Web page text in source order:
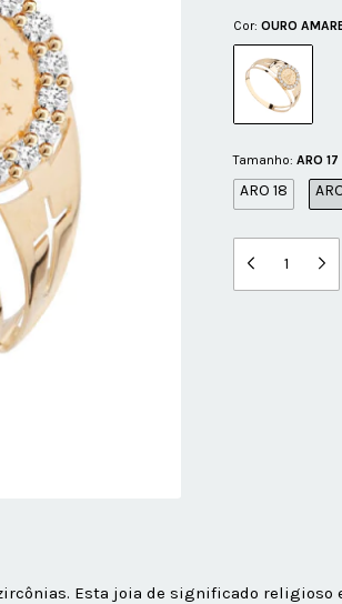
Cor: OURO
Tamanho: ARO 17
ARO 18
Esta joia de significado religioso